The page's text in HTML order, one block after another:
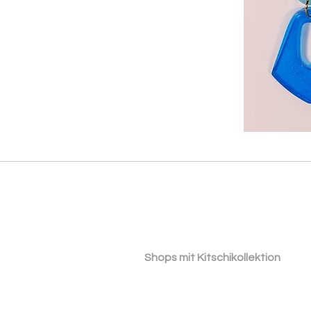
​ ​Shops mit Kitschikollektion